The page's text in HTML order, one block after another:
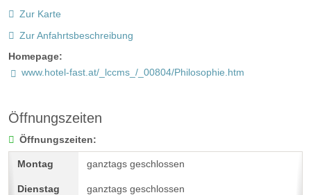
Zur Karte
Zur Anfahrtsbeschreibung
Homepage:
www.hotel-fast.at/_lccms_/_00804/Philosophie.htm
Öffnungszeiten
Öffnungszeiten:
ganztags geschlossen
ganztags geschlossen